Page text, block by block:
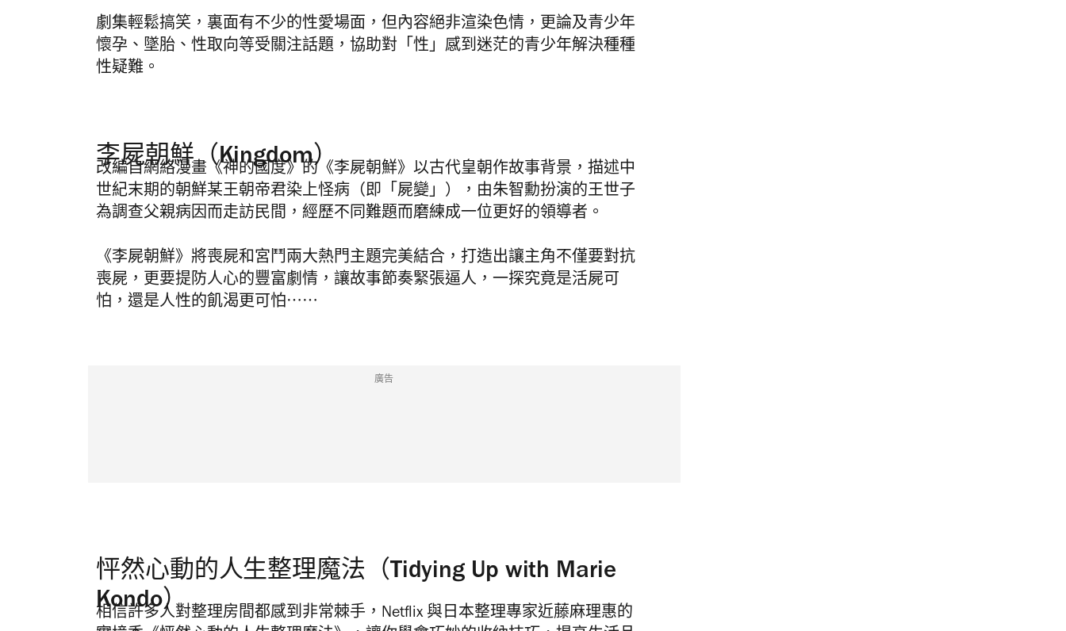
劇集輕鬆搞笑，裏面有不少的性愛場面，但內容絕非渲染色情，更論及青少年
懷孕、墜胎、性取向等受關注話題，協助對「性」感到迷茫的青少年解決種種
性疑難。
李屍朝鮮（Kingdom）
改編自網絡漫畫《神的國度》的《李屍朝鮮》以古代皇朝作故事背景，描述中
世紀末期的朝鮮某王朝帝君染上怪病（即「屍變」），由朱智勳扮演的王世子
為調查父親病因而走訪民間，經歷不同難題而磨練成一位更好的領導者。
《李屍朝鮮》將喪屍和宮鬥兩大熱門主題完美結合，打造出讓主角不僅要對抗
喪屍，更要提防人心的豐富劇情，讓故事節奏緊張逼人，一探究竟是活屍可
怕，還是人性的飢渴更可怕⋯⋯
廣告
怦然心動的人生整理魔法（Tidying Up with Marie
Kondo）
相信許多人對整理房間都感到非常棘手，Netflix 與日本整理專家近藤麻理惠的